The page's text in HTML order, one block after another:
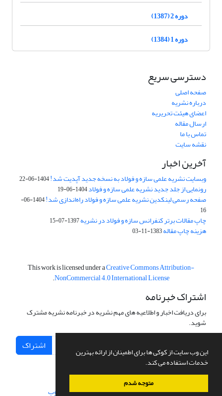
این وب سایت از کوکی ها برای اطمینان از ارائه بهترین
خدمات استفاده می کند.
متوجه شدم
دوره 2 (1387)
دوره 1 (1384)
دسترسی سریع
صفحه اصلی
درباره نشریه
اعضای هیئت تحریریه
ارسال مقاله
تماس با ما
نقشه سایت
آخرین اخبار
وبسایت نشریه علمی سازه و فولاد به نسخه جدید آپدیت شد!1404-06-22
رونمایی از جلد جدید نشریه علمی سازه و فولاد1404-06-19
صفحه رسمی لینکدین نشریه علمی سازه و فولاد راه‌اندازی شد!
1404-06-
16
چاپ مقالات برتر کنفرانس سازه و فولاد در نشریه1397-07-15
هزینه چاپ مقاله1383-11-03
This work is licensed under aCreative Commons Attribution-
NonCommercial 4.0 International License
.
اشتراک خبرنامه
برای دریافت اخبار و اطلاعیه های مهم نشریه در خبرنامه نشریه مشترک
شوید.
اشتراک
سامانه مدیریت نشریات علمی.طراحی و پیاده سازی از سیناوب